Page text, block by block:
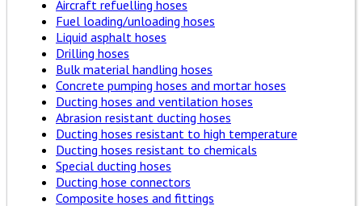
Aircraft refuelling hoses
Fuel loading/unloading hoses
Liquid asphalt hoses
Drilling hoses
Bulk material handling hoses
Concrete pumping hoses and mortar hoses
Ducting hoses and ventilation hoses
Abrasion resistant ducting hoses
Ducting hoses resistant to high temperature
Ducting hoses resistant to chemicals
Special ducting hoses
Ducting hose connectors
Composite hoses and fittings